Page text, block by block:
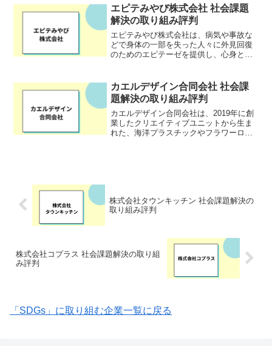
が活かされる組織・地域・社会へつなげ
ることという2つの社会課...
エピテみやび株式会社 社会課題
解決の取り組み評判
エピテみやび株式会社は、病気や事故な
どで身体の一部を失った人々に外見回復
のためのエピテーゼを提供し、心身とも
は治癒しても、見た目の問題から自己肯
定感やQOLが低下するケ...
カエルデザイン合同会社 社会課
題解決の取り組み評判
カエルデザイン合同会社は、2019年に創
業したクリエイティブユニットから生ま
れた、海洋プラスチックやフラワーロス
株式会社タウンキッチン 社会課題解決の
取り組み評判
株式会社コプラス 社会課題解決の取り組
み評判
「SDGs」に取り組む企業一覧に戻る